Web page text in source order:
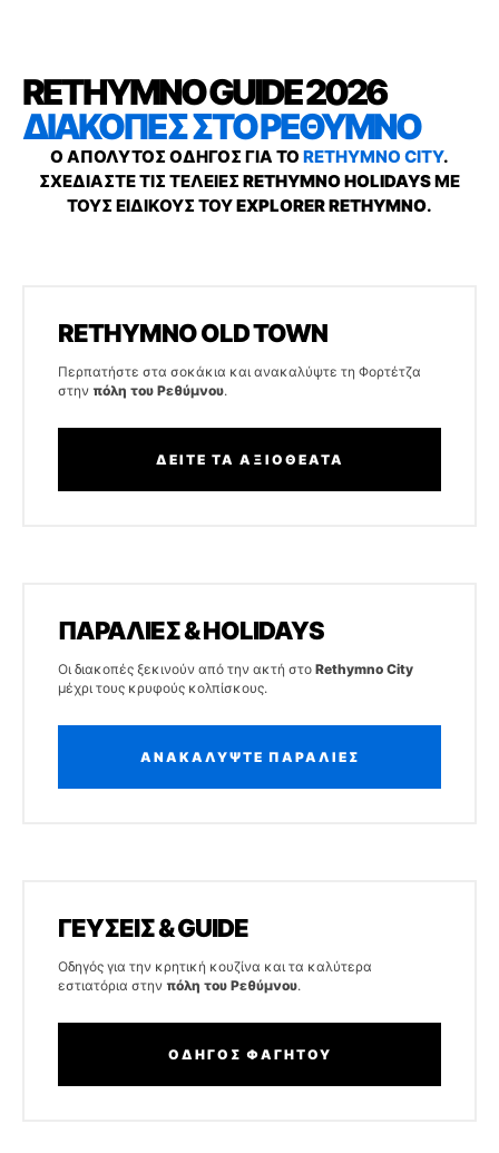
RETHYMNO GUIDE 2026
ΔΙΑΚΟΠΕΣ ΣΤΟ ΡΕΘΥΜΝΟ
Ο ΑΠΟΛΥΤΟΣ ΟΔΗΓΟΣ ΓΙΑ ΤΟ RETHYMNO CITY.
ΣΧΕΔΙΑΣΤΕ ΤΙΣ ΤΕΛΕΙΕΣ RETHYMNO HOLIDAYSΜΕ
ΤΟΥΣ ΕΙΔΙΚΟΥΣ ΤΟΥEXPLORER RETHYMNO.
RETHYMNO OLD TOWN
Περπατήστε στα σοκάκια και ανακαλύψτε τη Φορτέτζα
στην πόλη του Ρεθύμνου.
ΔΕΙΤΕ ΤΑ ΑΞΙΟΘΕΑΤΑ
ΠΑΡΑΛΙΕΣ & HOLIDAYS
Οι διακοπές ξεκινούν από την ακτή στο Rethymno City
μέχρι τους κρυφούς κολπίσκους.
ΑΝΑΚΑΛΥΨΤΕ ΠΑΡΑΛΙΕΣ
ΓΕΥΣΕΙΣ & GUIDE
Οδηγός για την κρητική κουζίνα και τα καλύτερα
εστιατόρια στην πόλη του Ρεθύμνου.
ΟΔΗΓΟΣ ΦΑΓΗΤΟΥ